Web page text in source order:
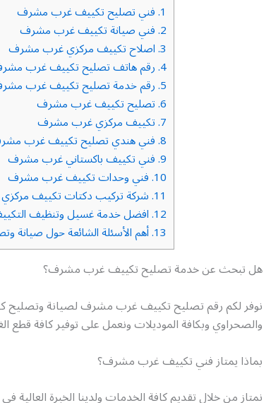
1. فني تصليح تكييف غرب مشرف
2. فني صيانة تكييف غرب مشرف
3. اصلاح تكييف مركزي غرب مشرف
4. رقم هاتف تصليح تكييف غرب
5. رقم خدمة تصليح تكييف غرب
6. تصليح تكييف غرب مشرف
7. تكييف مركزي غرب مشرف
8. فني هندي تصليح تكييف غرب
9. فني تكييف باكستاني غرب مشرف
10. فني وحدات تكييف غرب مشرف
11. شركة تركيب دكتات تكييف مركزي
12. افضل خدمة غسيل وتنظيف
13. أهم الأسئلة الشائعة حول صيانة
هل تبحث عن خدمة تصليح تكييف غرب مشرف؟
نوفر لكم رقم تصليح تكييف غرب مشرف لصيانة وتصليح
والصحراوي وبكافة الموديلات ونعمل على توفير كافة قطع
بماذا يمتاز فني تكييف غرب مشرف؟
نمتاز من خلال تقديم كافة الخدمات ولدينا الخبرة